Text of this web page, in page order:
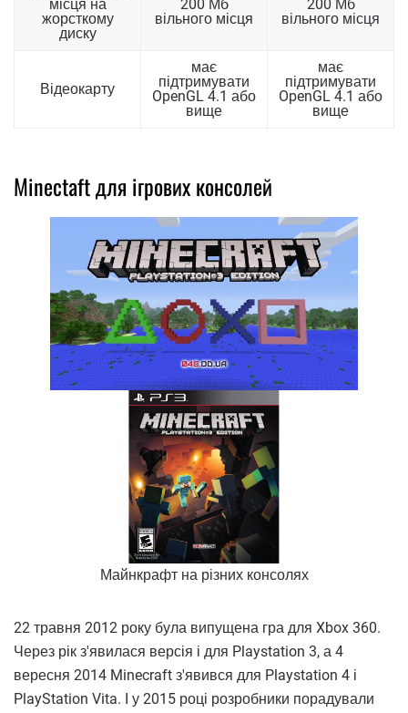
місця на
жорсткому
диску
200 Мб
вільного місця
200 Мб
вільного місця
Відеокарту
має
підтримувати
OpenGL 4.1 або
вище
має
підтримувати
OpenGL 4.1 або
вище
Minectaft для ігрових консолей
Майнкрафт на різних консолях
22 травня 2012 року була випущена гра для Xbox 360.
Через рік з'явилася версія і для Playstation 3, а 4
вересня 2014 Minecraft з'явився для Playstation 4 і
PlayStation Vita. І у 2015 році розробники порадували